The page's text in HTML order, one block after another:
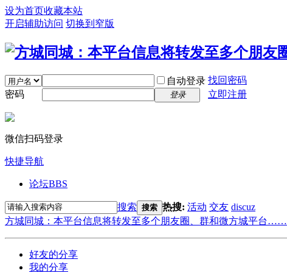
设为首页收藏本站
开启辅助访问 切换到窄版
自动登录 找回密码
密码
登录 立即注册
微信扫码登录
快捷导航
论坛BBS
搜索 搜索 热搜: 活动 交友 discuz
方城同城：本平台信息将转发至多个朋友圈、群和微方城平台……
好友的分享
我的分享